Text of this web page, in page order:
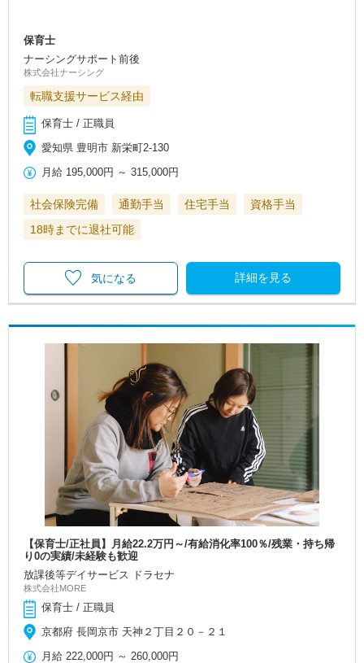
保育士
ナーシングサポート前後
株式会社ナーシング
転職支援サービス経由
保育士 / 正職員
愛知県 豊明市 新栄町2-130
月給 195,000円 ～315,000円
社会保険完備 通勤手当 住宅手当
資格手当
18時までに退社可能
詳細を見る
気になる
【保育士/正社員】月給22.2万円～/有給消化率100％/残業・持ち帰
り0の実績/未経験も歓迎
放課後等デイサービス ドラセナ
株式会社MORE
保育士 / 正職員
京都府 長岡京市 天神２丁目２０－２１
月給 222,000円 ～ 260,000円